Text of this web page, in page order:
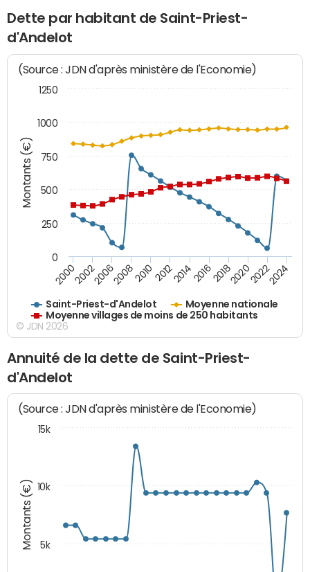
Dette par habitant de Saint-Priest-
d'Andelot
Montants (€)
(Source : JDN d'après ministère de l'Economie)
Saint-Priest-d'Andelot
Moyenne nationale
Moyenne villages de moins de 250 habitants
200020022006200820102012201420162018202020222024
0
250
500
750
1000
1250
© JDN 2026
Annuité de la dette de Saint-Priest-
d'Andelot
Montants (€)
(Source : JDN d'après ministère de l'Economie)
5k
10k
15k